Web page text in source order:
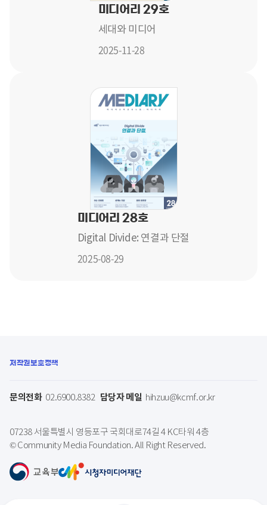
미디어리 29호
세대와 미디어
2025-11-28
미디어리 28호
Digital Divide: 연결과 단절
2025-08-29
저작권보호정책
문의전화 02.6900.8382 담당자 메일 hihzuu@kcmf.or.kr
07238 서울특별시 영등포구 국회대로74길 4 KC타워 4층
© Community Media Foundation. All Right Reserved.